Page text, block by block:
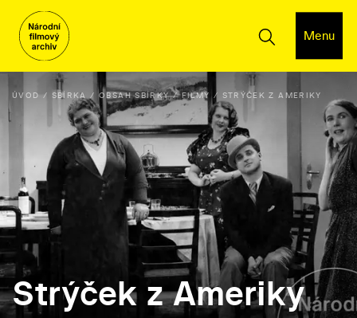
Menu
ÚVOD SBÍRKA OBSAH SBÍRKY FILMY STRÝČEK Z AMERIKY
Strýček z Ameriky